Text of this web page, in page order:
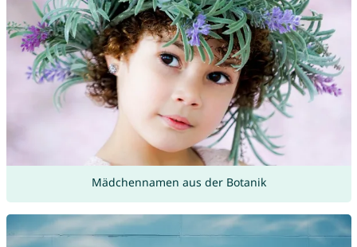
Mädchennamen aus der Botanik